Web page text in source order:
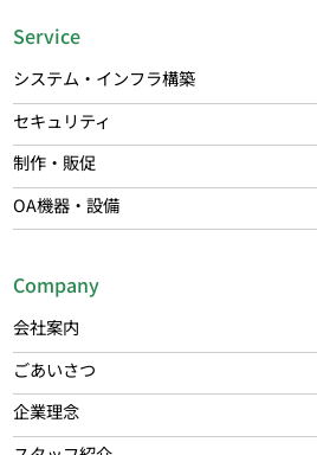
Service
システム・インフラ構築
セキュリティ
制作・販促
OA機器・設備
Company
会社案内
ごあいさつ
企業理念